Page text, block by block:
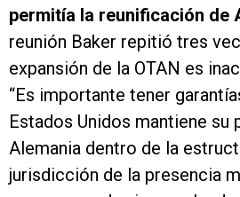
permitía la reunificación de
reunión Baker repitió tres
expansión de la OTAN es
“Es importante tener
Estados Unidos mantiene su
Alemania dentro de la
jurisdicción de la presencia